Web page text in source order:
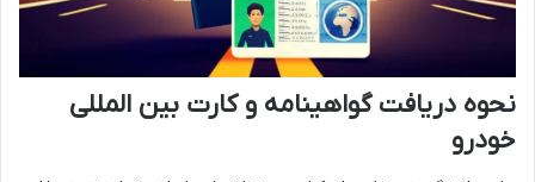
نحوه دریافت گواهینامه و کارت بین المللی
خودرو